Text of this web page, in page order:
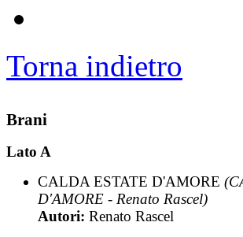
Torna indietro
Brani
Lato A
CALDA ESTATE D'AMORE
D'AMORE - Renato Rascel)
Autori: Renato Rascel